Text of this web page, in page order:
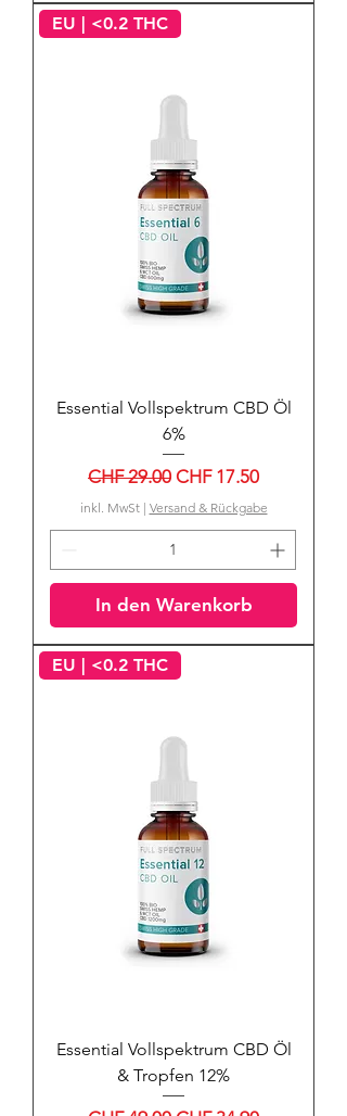
EU | <0.2 THC
Essential Vollspektrum CBD Öl
6%
Standardpreis
CHF 29.00 Sale-Preis
CHF 17.50
inkl. MwSt| Versand & Rückgabe
In den Warenkorb
EU | <0.2 THC
Essential Vollspektrum CBD Öl
& Tropfen 12%